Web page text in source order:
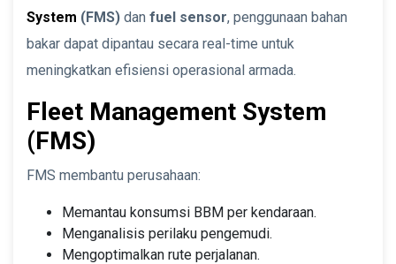
System (FMS) dan fuel sensor, penggunaan bahan
bakar dapat dipantau secara real-time untuk
meningkatkan efisiensi operasional armada.
Fleet Management System
(FMS)
FMS membantu perusahaan:
Memantau konsumsi BBM per kendaraan.
Menganalisis perilaku pengemudi.
Mengoptimalkan rute perjalanan.